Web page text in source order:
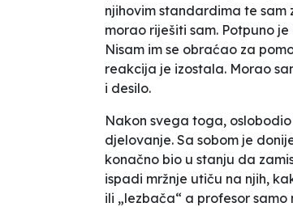
njihovim standardima te sam
morao riješiti sam. Potpuno
Nisam im se obraćao za
reakcija je izostala. Morao
i desilo.
Nakon svega toga,
djelovanje. Sa sobom je
konačno bio u stanju da
ispadi mržnje utiču na njih,
ili „lezbača“ a profesor